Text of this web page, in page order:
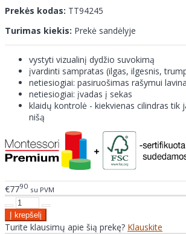
Prekės kodas: TT94245
Turimas kiekis: Prekė sandėlyje
vystyti vizualinį dydžio suvokimą
įvardinti sampratas (ilgas, ilgesnis,
netiesiogiai: pasiruošimas rašymui
netiesiogiai: įvadas į sekas
klaidų kontrolė - kiekvienas cilindras tik
nišą
€7790 su PVM
Turite klausimų apie šią prekę? Klauskite